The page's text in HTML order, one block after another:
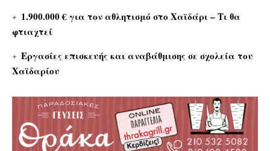
1.900.000 € για τον αθλητισμό στο Χαϊδάρι – Τι θα
φτιαχτεί
Εργασίες επισκευής και αναβάθμισης σε σχολεία του
Χαϊδαρίου